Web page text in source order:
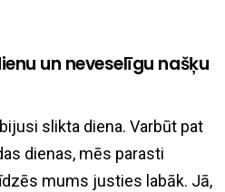
un neveselīgu našķu
slikta diena. Varbūt pat
dienas, mēs parasti
mums justies labāk. Jā,